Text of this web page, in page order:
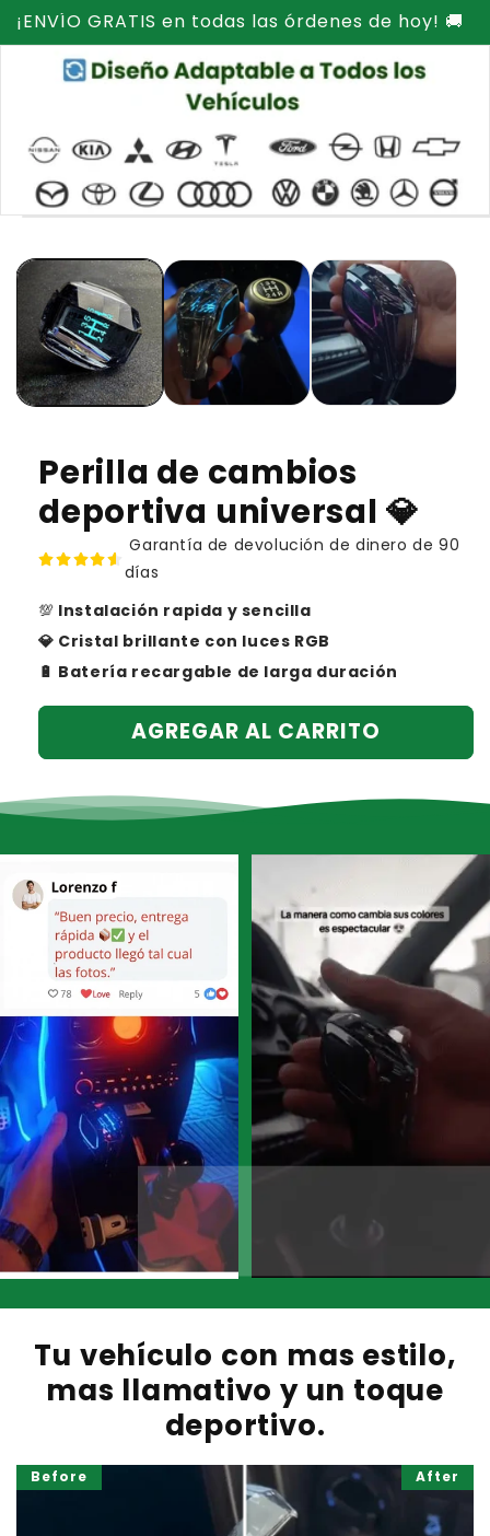
contenido
¡ENVÍO GRATIS en todas las órdenes de hoy! 🚚
producto
Perilla de cambios
deportiva universal 💎
Garantía de devolución de dinero de 90
días
💯 Instalación rapida y sencilla
💎 Cristal brillante con luces RGB
🔋 Batería recargable de larga duración
AGREGAR AL CARRITO
Tu vehículo con mas estilo,
mas llamativo y un toque
deportivo.
Before After